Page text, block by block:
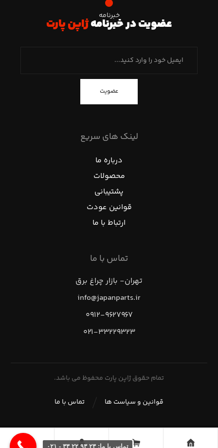
خبرنامه
عضویت در خبرنامهژاپن پارت
عضویت
لینک های سریع
درباره ما
محصولات
پشتیبانی
قوانین عودت
ارتباط با ما
تماس با ما
تهران- بازار چراغ برق
info@japanparts.ir
۰۹۱۲-۹۶۲۷۹۶۷
۰۲۱-۳۳۲۲۹۳۲۳
تمام حقوق ژاپن پارت محفوظ می باشد.
تماس با ما قوانین و سیاست ها
تماس با ما: ۲۳ ۹۳ ۲۲ ۳۳ - ۰۲۱